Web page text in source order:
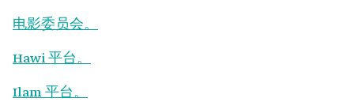
电影委员会。
Hawi 平台。
Ilam 平台。